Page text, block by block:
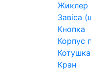
Жиклер
Завіса
Кнопка
Корпус
Кран